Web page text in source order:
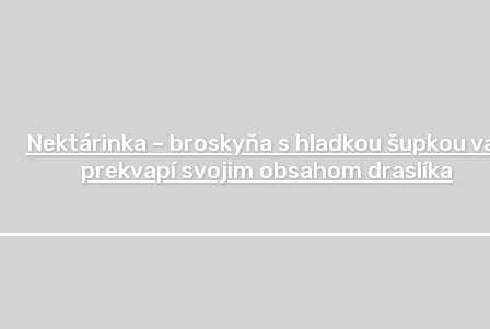
Nektárinka – broskyňa s hladkou šupkou
prekvapí svojim obsahom draslíka